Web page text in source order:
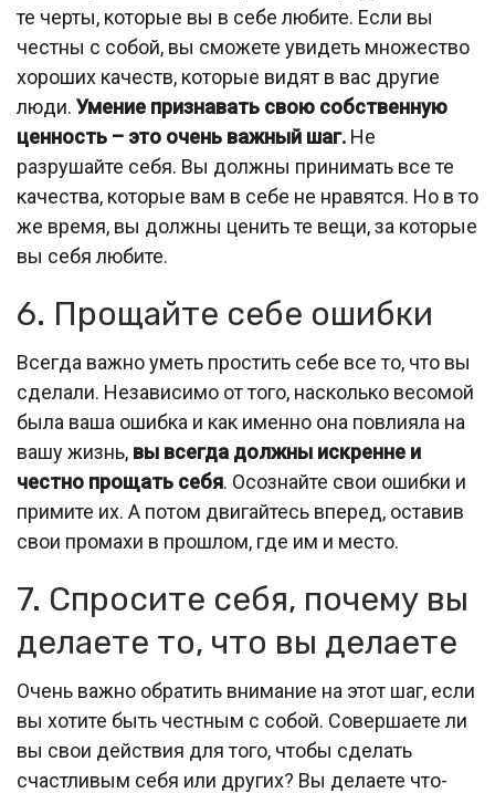
те черты, которые вы в себе любите. Если вы
честны с собой, вы сможете увидеть множество
хороших качеств, которые видят в вас другие
люди. Умение признавать свою собственную
ценность – это очень важный шаг. Не
разрушайте себя. Вы должны принимать все те
качества, которые вам в себе не нравятся. Но в то
же время, вы должны ценить те вещи, за которые
вы себя любите.
6. Прощайте себе ошибки
Всегда важно уметь простить себе все то, что вы
сделали. Независимо от того, насколько весомой
была ваша ошибка и как именно она повлияла на
вашу жизнь, вы всегда должны искренне и
честно прощать себя. Осознайте свои ошибки и
примите их. А потом двигайтесь вперед, оставив
свои промахи в прошлом, где им и место.
7. Спросите себя, почему вы
делаете то, что вы делаете
Очень важно обратить внимание на этот шаг, если
вы хотите быть честным с собой. Совершаете ли
вы свои действия для того, чтобы сделать
счастливым себя или других? Вы делаете что-